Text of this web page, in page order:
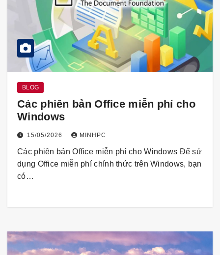
BLOG
Các phiên bản Office miễn phí cho
Windows
15/05/2026 MINHPC
Các phiên bản Office miễn phí cho Windows Để sử
dụng Office miễn phí chính thức trên Windows, bạn
có…